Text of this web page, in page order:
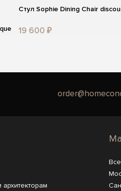
Стул Sophie Dining Chair
19 600 ₽